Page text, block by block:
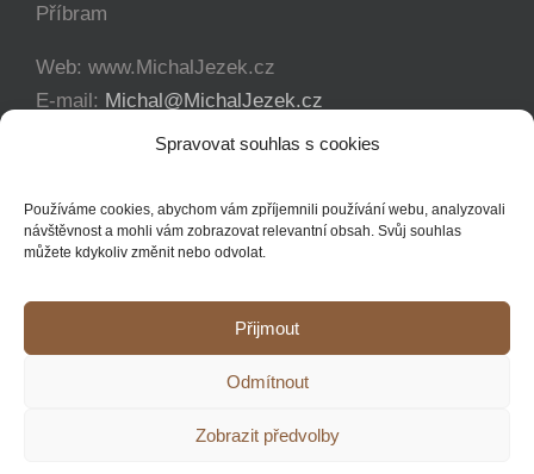
Spravovat souhlas s cookies
Používáme cookies, abychom vám zpříjemnili používání webu, analyzovali
návštěvnost a mohli vám zobrazovat relevantní obsah. Svůj souhlas
můžete kdykoliv změnit nebo odvolat.
Přijmout
Odmítnout
Zobrazit předvolby
Příbram
Web: www.MichalJezek.cz
E-mail: Michal@MichalJezek.cz
+420 777 346 649
YouTubeFacebookInstagram